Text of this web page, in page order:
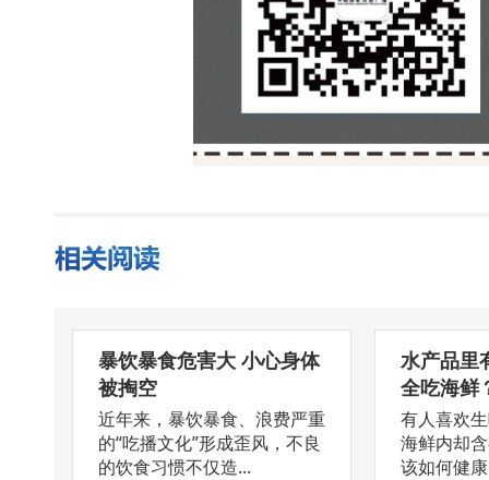
暴饮暴食危害大 小心身体
被掏空
近年来，暴饮暴食、浪费严重
的“吃播文化”形成歪风，不良
的饮食习惯不仅造...
水产品里
全吃海鲜
有人喜欢
海鲜内却
该如何健